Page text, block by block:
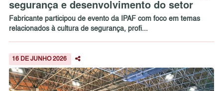
segurança e desenvolvimento do setor
Fabricante participou de evento da IPAF com foco em temas
relacionados à cultura de segurança, profi...
16 DE JUNHO 2026